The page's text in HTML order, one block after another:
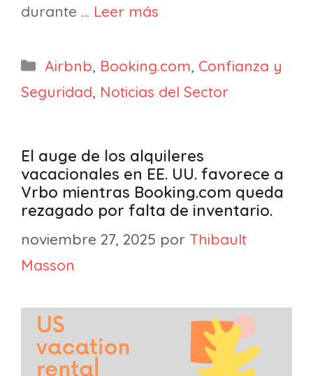
durante … Leer más
Categorías
Airbnb, Booking.com, Confianza y
Seguridad, Noticias del Sector
El auge de los alquileres
vacacionales en EE. UU. favorece a
Vrbo mientras Booking.com queda
rezagado por falta de inventario.
noviembre 27, 2025 por Thibault
Masson